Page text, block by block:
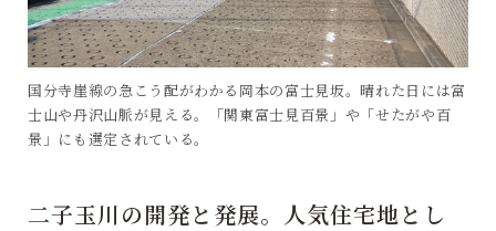
国分寺崖線の急こう配がわかる岡本の富士見坂。晴れた日には富
士山や丹沢山脈が見える。「関東富士見百景」や「せたがや百
景」にも選定されている。
二子玉川の開発と発展。人気住宅地とし